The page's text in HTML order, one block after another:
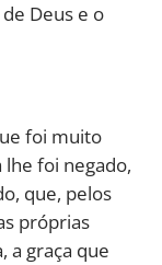
Deus e o
foi muito
lhe foi negado,
que, pelos
próprias
a graça que